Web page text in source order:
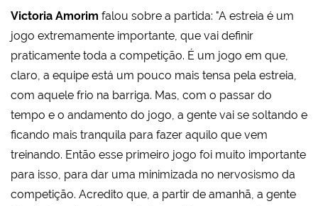
Victoria Amorim falou sobre a partida: "A estreia é um
jogo extremamente importante, que vai definir
praticamente toda a competição. É um jogo em que,
claro, a equipe está um pouco mais tensa pela estreia,
com aquele frio na barriga. Mas, com o passar do
tempo e o andamento do jogo, a gente vai se soltando e
ficando mais tranquila para fazer aquilo que vem
treinando. Então esse primeiro jogo foi muito importante
para isso, para dar uma minimizada no nervosismo da
competição. Acredito que, a partir de amanhã, a gente